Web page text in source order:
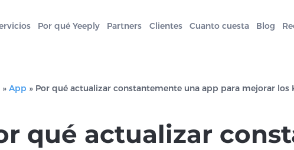
Por qué Yeeply Partners Clientes Cuanto cuesta Blog
» App » Por qué actualizar constantemente una app para mejorar los
qué actualizar